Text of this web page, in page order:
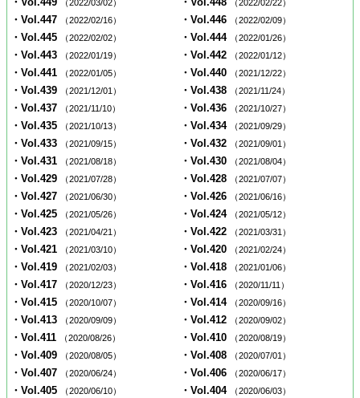
（2022/03/02） （2022/02/22）
・Vol.447 （2022/02/16） ・Vol.446 （2022/02/09）
・Vol.445 （2022/02/02） ・Vol.444 （2022/01/26）
・Vol.443 （2022/01/19） ・Vol.442 （2022/01/12）
・Vol.441 （2022/01/05） ・Vol.440 （2021/12/22）
・Vol.439 （2021/12/01） ・Vol.438 （2021/11/24）
・Vol.437 （2021/11/10） ・Vol.436 （2021/10/27）
・Vol.435 （2021/10/13） ・Vol.434 （2021/09/29）
・Vol.433 （2021/09/15） ・Vol.432 （2021/09/01）
・Vol.431 （2021/08/18） ・Vol.430 （2021/08/04）
・Vol.429 （2021/07/28） ・Vol.428 （2021/07/07）
・Vol.427 （2021/06/30） ・Vol.426 （2021/06/16）
・Vol.425 （2021/05/26） ・Vol.424 （2021/05/12）
・Vol.423 （2021/04/21） ・Vol.422 （2021/03/31）
・Vol.421 （2021/03/10） ・Vol.420 （2021/02/24）
・Vol.419 （2021/02/03） ・Vol.418 （2021/01/06）
・Vol.417 （2020/12/23） ・Vol.416 （2020/11/11）
・Vol.415 （2020/10/07） ・Vol.414 （2020/09/16）
・Vol.413 （2020/09/09） ・Vol.412 （2020/09/02）
・Vol.411 （2020/08/26） ・Vol.410 （2020/08/19）
・Vol.409 （2020/08/05） ・Vol.408 （2020/07/01）
・Vol.407 （2020/06/24） ・Vol.406 （2020/06/17）
・Vol.405 （2020/06/10） ・Vol.404 （2020/06/03）